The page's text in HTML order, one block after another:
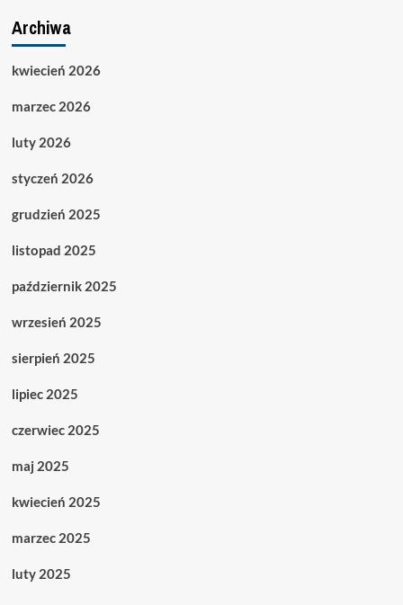
Archiwa
kwiecień 2026
marzec 2026
luty 2026
styczeń 2026
grudzień 2025
listopad 2025
październik 2025
wrzesień 2025
sierpień 2025
lipiec 2025
czerwiec 2025
maj 2025
kwiecień 2025
marzec 2025
luty 2025